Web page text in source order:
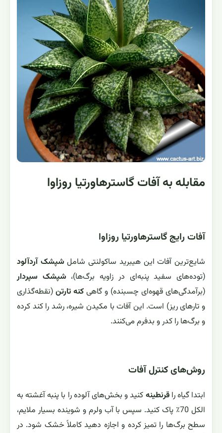
مقابله به آفات گاسترهاورتیا روزاوا
آفات رایج گاسترهاورتیا روزاوا
شایع‌ترین آفات این هیبرید ساکولنتی شامل شپشک آردآلود
(توده‌های سفید پنبه‌ای در زاویه برگ‌ها)، شپشک سپردار
(برآمدگی‌های قهوه‌ای چسبنده) و گاهی کنه تارتن (نقطه‌گذاری
و تارهای ریز) است. این آفات با مکیدن شیره، رشد را کند کرده
و برگ‌ها را کدر و بدفرم می‌کنند.
روش‌های کنترل آفات
ابتدا گیاه راقرنطینه کنید و بخش‌های آلوده را با پنبه آغشته به
الکل 70٪ پاک کنید. سپس با آب ولرم و شوینده بسیار ملایم،
سطح برگ‌ها را تمیز کرده و اجازه دهید کاملاً خشک شود. در